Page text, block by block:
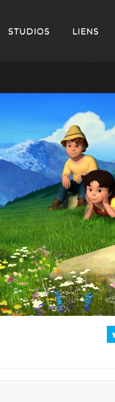
STUDIOS LIENS